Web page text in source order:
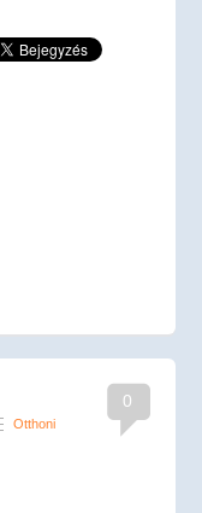
0
Otthoni